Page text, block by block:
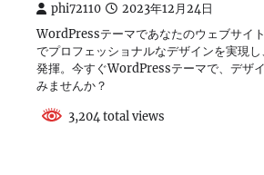
phi72110 2023年12月24日
WordPressテーマであなたのウェブサイ
でプロフェッショナルなデザインを実現
発揮。今すぐWordPressテーマで、デザ
みませんか？
3,204 total views